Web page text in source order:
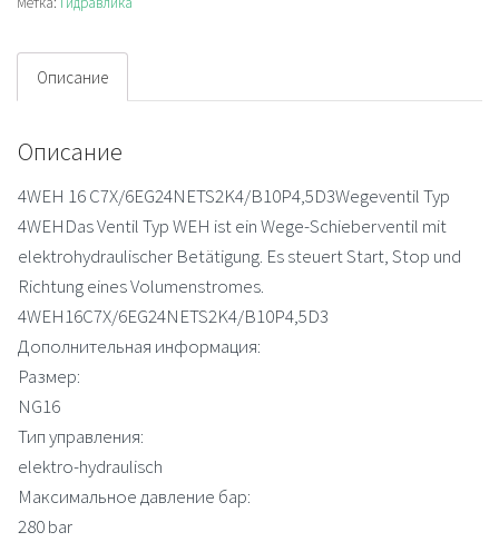
Описание
Описание
4WEH 16 C7X/6EG24NETS2K4/B10P4,5D3Wegeventil Typ
4WEHDas Ventil Typ WEH ist ein Wege-Schieberventil mit
elektrohydraulischer Betätigung. Es steuert Start, Stop und
Richtung eines Volumenstromes.
4WEH16C7X/6EG24NETS2K4/B10P4,5D3
Дополнительная информация:
Размер:
NG16
Тип управления:
elektro-hydraulisch
Максимальное давление бар:
280 bar